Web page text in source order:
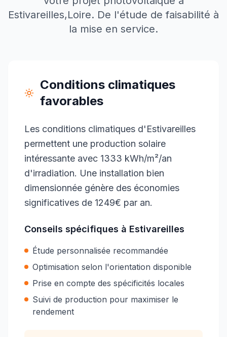
Estivareilles,Loire. De l'étude de faisabilité à
la mise en service.
Conditions climatiques
favorables
Les conditions climatiques d'Estivareilles
permettent une production solaire
intéressante avec 1333 kWh/m²/an
d'irradiation. Une installation bien
dimensionnée génère des économies
significatives de 1249€ par an.
Conseils spécifiques à Estivareilles
Étude personnalisée recommandée
Optimisation selon l'orientation disponible
Prise en compte des spécificités locales
Suivi de production pour maximiser le
rendement